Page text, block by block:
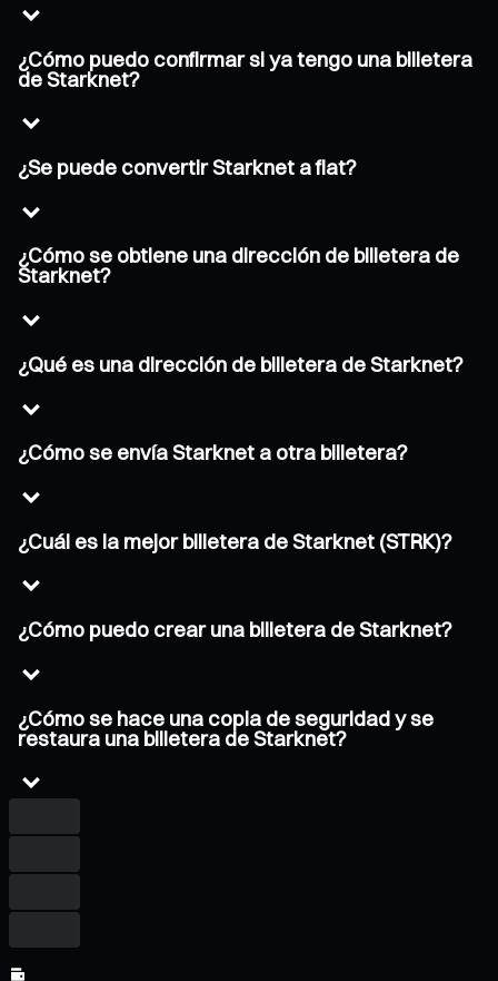
¿Cómo puedo confirmar si ya tengo una billetera
de Starknet?
¿Se puede convertir Starknet a fiat?
¿Cómo se obtiene una dirección de billetera de
Starknet?
¿Qué es una dirección de billetera de Starknet?
¿Cómo se envía Starknet a otra billetera?
¿Cuál es la mejor billetera de Starknet (STRK)?
¿Cómo puedo crear una billetera de Starknet?
¿Cómo se hace una copia de seguridad y se
restaura una billetera de Starknet?